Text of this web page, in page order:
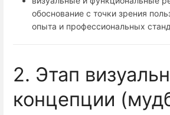
обоснование с точки зрения
опыта и профессиональных
2. Этап
концепции